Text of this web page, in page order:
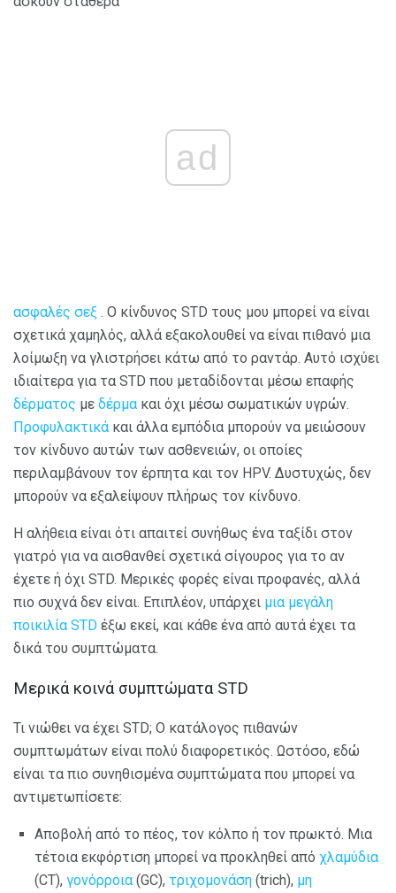
ad
ασφαλές σεξ . Ο κίνδυνος STD τους μου μπορεί να είναι
σχετικά χαμηλός, αλλά εξακολουθεί να είναι πιθανό μια
λοίμωξη να γλιστρήσει κάτω από το ραντάρ. Αυτό ισχύει
ιδιαίτερα για τα STD που μεταδίδονται μέσω επαφής
δέρματος με δέρμα και όχι μέσω σωματικών υγρών.
Προφυλακτικά και άλλα εμπόδια μπορούν να μειώσουν
τον κίνδυνο αυτών των ασθενειών, οι οποίες
περιλαμβάνουν τον έρπητα και τον HPV. Δυστυχώς, δεν
μπορούν να εξαλείψουν πλήρως τον κίνδυνο.
Η αλήθεια είναι ότι απαιτεί συνήθως ένα ταξίδι στον
γιατρό για να αισθανθεί σχετικά σίγουρος για το αν
έχετε ή όχι STD. Μερικές φορές είναι προφανές, αλλά
πιο συχνά δεν είναι. Επιπλέον, υπάρχει μια μεγάλη
ποικιλία STD έξω εκεί, και κάθε ένα από αυτά έχει τα
δικά του συμπτώματα.
Μερικά κοινά συμπτώματα STD
Τι νιώθει να έχει STD; Ο κατάλογος πιθανών
συμπτωμάτων είναι πολύ διαφορετικός. Ωστόσο, εδώ
είναι τα πιο συνηθισμένα συμπτώματα που μπορεί να
αντιμετωπίσετε:
Αποβολή από το πέος, τον κόλπο ή τον πρωκτό. Μια
τέτοια εκφόρτιση μπορεί να προκληθεί από χλαμύδια
(CT), γονόρροια (GC), τριχομονάση (trich), μη